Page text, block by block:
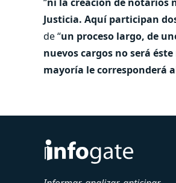
Justicia. Aquí participan
de “un proceso largo, de
nuevos cargos no será
mayoría le corresponderá